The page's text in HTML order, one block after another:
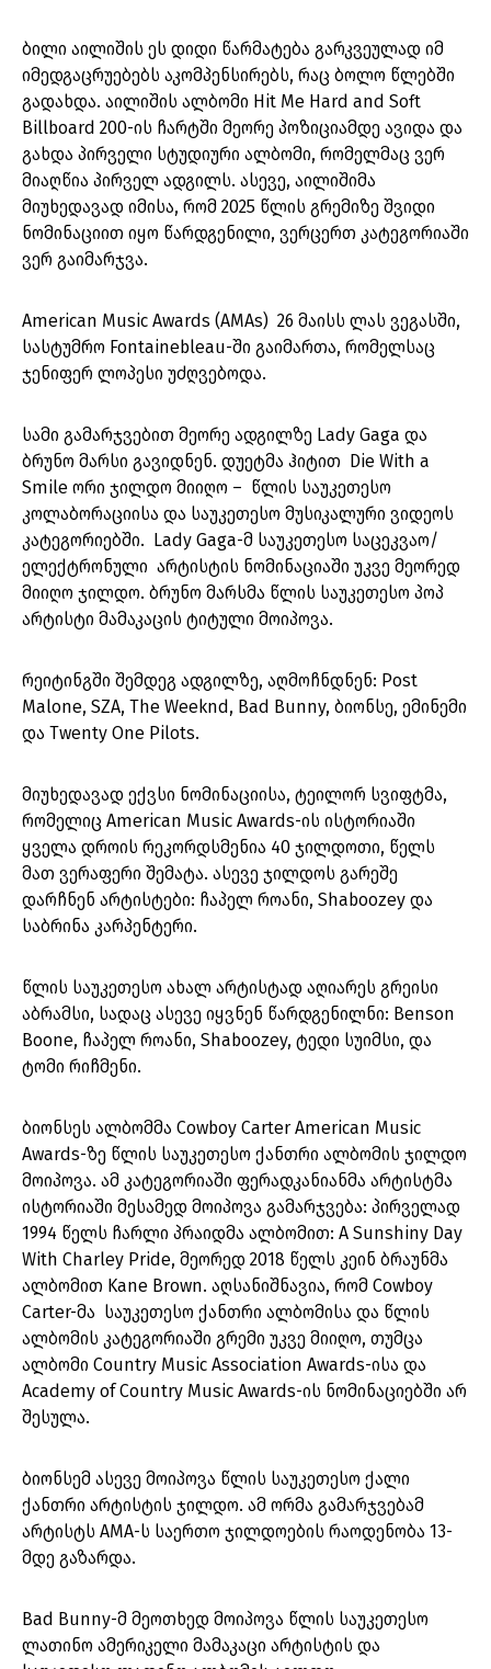
ბილი აილიშის ეს დიდი წარმატება გარკვეულად იმ
იმედგაცრუებებს აკომპენსირებს, რაც ბოლო წლებში
გადახდა. აილიშის ალბომი Hit Me Hard and Soft
Billboard 200-ის ჩარტში მეორე პოზიციამდე ავიდა და
გახდა პირველი სტუდიური ალბომი, რომელმაც ვერ
მიაღწია პირველ ადგილს. ასევე, აილიშიმა
მიუხედავად იმისა, რომ 2025 წლის გრემიზე შვიდი
ნომინაციით იყო წარდგენილი, ვერცერთ კატეგორიაში
ვერ გაიმარჯვა.
American Music Awards (AMAs) 26 მაისს ლას ვეგასში,
სასტუმრო Fontainebleau-ში გაიმართა, რომელსაც
ჯენიფერ ლოპესი უძღვებოდა.
სამი გამარჯვებით მეორე ადგილზე Lady Gaga და
ბრუნო მარსი გავიდნენ. დუეტმა ჰიტით Die With a
Smile ორი ჯილდო მიიღო – წლის საუკეთესო
კოლაბორაციისა და საუკეთესო მუსიკალური ვიდეოს
კატეგორიებში. Lady Gaga-მ საუკეთესო საცეკვაო/
ელექტრონული არტისტის ნომინაციაში უკვე მეორედ
მიიღო ჯილდო. ბრუნო მარსმა წლის საუკეთესო პოპ
არტისტი მამაკაცის ტიტული მოიპოვა.
რეიტინგში შემდეგ ადგილზე, აღმოჩნდნენ: Post
Malone, SZA, The Weeknd, Bad Bunny, ბიონსე, ემინემი
და Twenty One Pilots.
მიუხედავად ექვსი ნომინაციისა, ტეილორ სვიფტმა,
რომელიც American Music Awards-ის ისტორიაში
ყველა დროის რეკორდსმენია 40 ჯილდოთი, წელს
მათ ვერაფერი შემატა. ასევე ჯილდოს გარეშე
დარჩნენ არტისტები: ჩაპელ როანი, Shaboozey და
საბრინა კარპენტერი.
წლის საუკეთესო ახალ არტისტად აღიარეს გრეისი
აბრამსი, სადაც ასევე იყვნენ წარდგენილნი: Benson
Boone, ჩაპელ როანი, Shaboozey, ტედი სუიმსი, და
ტომი რიჩმენი.
ბიონსეს ალბომმა Cowboy Carter American Music
Awards-ზე წლის საუკეთესო ქანთრი ალბომის ჯილდო
მოიპოვა. ამ კატეგორიაში ფერადკანიანმა არტისტმა
ისტორიაში მესამედ მოიპოვა გამარჯვება: პირველად
1994 წელს ჩარლი პრაიდმა ალბომით: A Sunshiny Day
With Charley Pride, მეორედ 2018 წელს კეინ ბრაუნმა
ალბომით Kane Brown. აღსანიშნავია, რომ Cowboy
Carter-მა საუკეთესო ქანთრი ალბომისა და წლის
ალბომის კატეგორიაში გრემი უკვე მიიღო, თუმცა
ალბომი Country Music Association Awards-ისა და
Academy of Country Music Awards-ის ნომინაციებში არ
შესულა.
ბიონსემ ასევე მოიპოვა წლის საუკეთესო ქალი
ქანთრი არტისტის ჯილდო. ამ ორმა გამარჯვებამ
არტისტს AMA-ს საერთო ჯილდოების რაოდენობა 13-
მდე გაზარდა.
Bad Bunny-მ მეოთხედ მოიპოვა წლის საუკეთესო
ლათინო ამერიკელი მამაკაცი არტისტის და